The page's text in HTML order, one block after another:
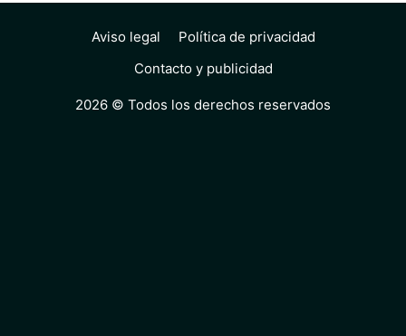
Aviso legal
Política de privacidad
Contacto y publicidad
2026 © Todos los derechos reservados